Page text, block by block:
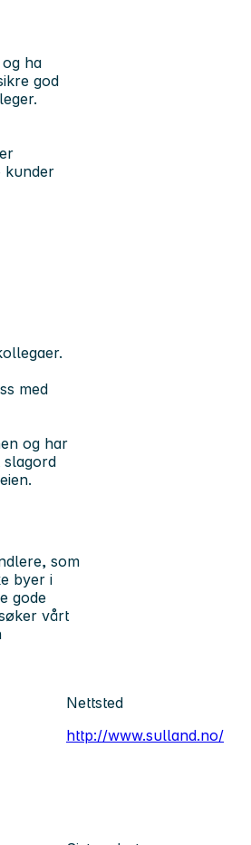
ha
god
kunder
med
og har
slagord
som
byer i
gode
vårt
Nettsted
http://www.sulland.no/